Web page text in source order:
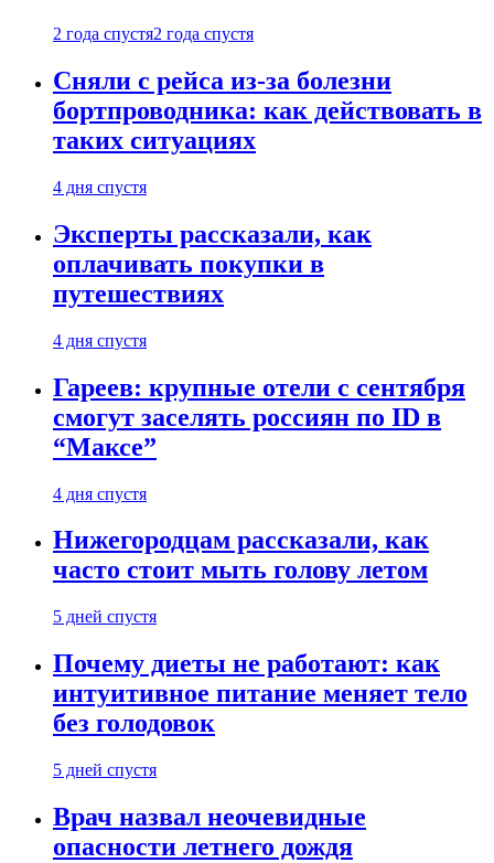
2 года спустя2 года спустя
Сняли с рейса из-за болезни
бортпроводника: как действовать в
таких ситуациях
4 дня спустя
Эксперты рассказали, как
оплачивать покупки в
путешествиях
4 дня спустя
Гареев: крупные отели с сентября
смогут заселять россиян по ID в
“Максе”
4 дня спустя
Нижегородцам рассказали, как
часто стоит мыть голову летом
5 дней спустя
Почему диеты не работают: как
интуитивное питание меняет тело
без голодовок
5 дней спустя
Врач назвал неочевидные
опасности летнего дождя